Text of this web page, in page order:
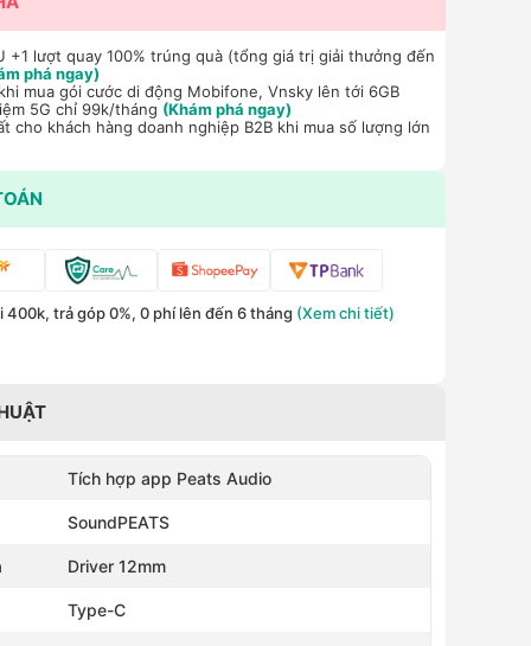
+1 lượt quay 100% trúng quà (tổng giá trị giải thưởng đến
phá ngay)
mua gói cước di động Mobifone, Vnsky lên tới 6GB
5G chỉ 99k/tháng (Khám phá ngay)
cho khách hàng doanh nghiệp B2B khi mua số lượng lớn
400k, trả góp 0%, 0 phí lên đến 6 tháng (Xem chi tiết)
Tích hợp app Peats Audio
SoundPEATS
Driver 12mm
Type-C